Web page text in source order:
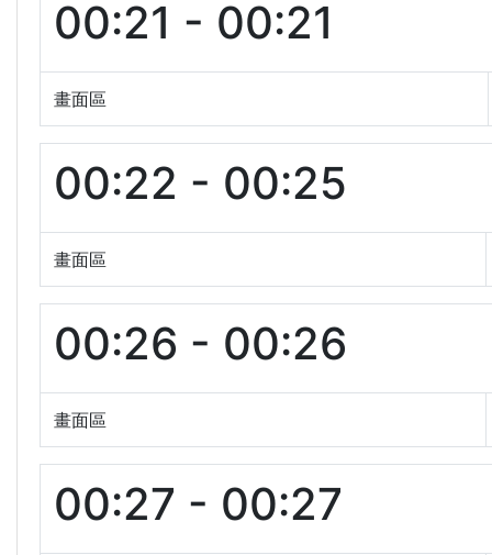
00:21 - 00:21
畫面區
00:22 - 00:25
畫面區
00:26 - 00:26
畫面區
00:27 - 00:27